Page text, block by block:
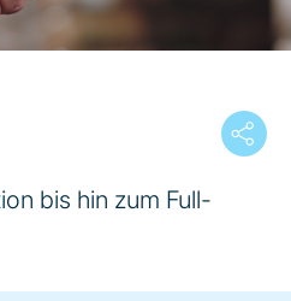
bis hin zum Full-